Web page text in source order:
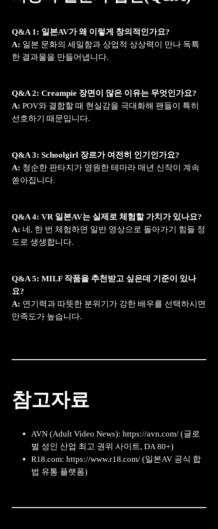
Q&A 1: 일본AV가 왜 이렇게 창의적인가요?
A: 일본 문화의 세밀함과 상업적 상상력이 만나 독특
한 결과물을 만들어냅니다.
Q&A 2: Creampie 장면이 많은 이유는 무엇인가요?
A: POV와 결합할 때 현실감을 극대화해 팬들이 특히
선호하기 때문입니다.
Q&A 3: Schoolgirl 장르가 여전히 인기인가요?
A: 청순한 판타지가 영원한 테마라 매년 신작이 계속
쏟아집니다.
Q&A 4: VR 일본AV는 실제로 체험할 가치가 있나요?
A: 네, 한 번 체험하면 일반 영상으로 돌아가기 힘들 정
도로 생생합니다.
Q&A 5: MILF 작품을 추천받고 싶은데 기준이 있나
요?
A: 연기력과 따뜻한 분위기가 강한 배우를 선택하시면
만족도가 높습니다.
참고자료
AVN (Adult Video News): https://avn.com/ (글로
벌 성인 산업 최고 권위 사이트, DA 80+)
R18.com: https://www.r18.com/ (일본AV 공식 합
법 유통 플랫폼)